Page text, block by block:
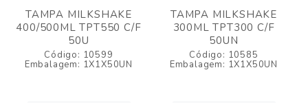
TAMPA MILKSHAKE
400/500ML TPT550 C/F
50U
Código: 10599
Embalagem: 1X1X50UN
TAMPA MILKSHAKE
300ML TPT300 C/F
50UN
Código: 10585
Embalagem: 1X1X50UN